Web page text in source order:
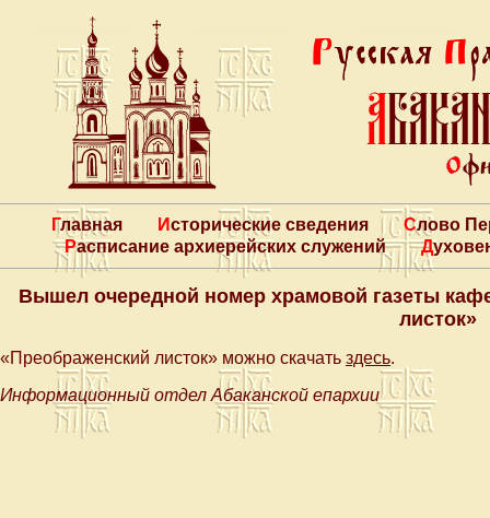
Главная Исторические сведения
Слово
Расписание архиерейских служений
Вышел очередной номер храмовой газеты
листок»
«Преображенский листок» можно скачать здесь.
Информационный отдел Абаканской епархии